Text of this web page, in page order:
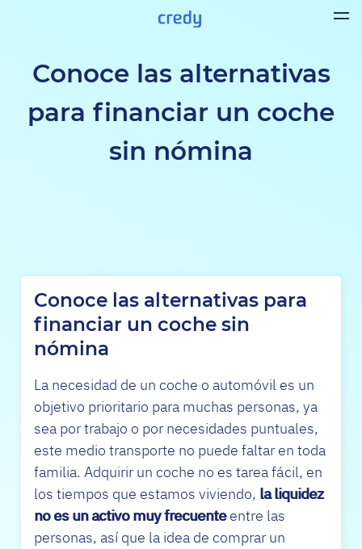
Conoce las alternativas
para financiar un coche
sin nómina
Conoce las alternativas para
financiar un coche sin
nómina
La necesidad de un coche o automóvil es un
objetivo prioritario para muchas personas, ya
sea por trabajo o por necesidades puntuales,
este medio transporte no puede faltar en toda
familia. Adquirir un coche no es tarea fácil, en
los tiempos que estamos viviendo, la liquidez
no es un activo muy frecuenteentre las
personas, así que la idea de comprar un